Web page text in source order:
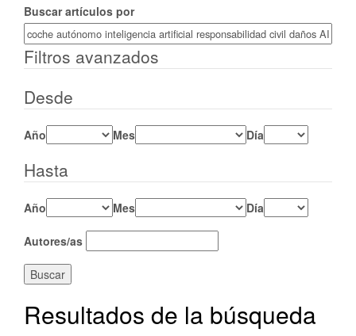
Buscar artículos por
Filtros avanzados
Desde
Año Mes Día
Hasta
Año Mes Día
Autores/as
Buscar
Resultados de la búsqueda